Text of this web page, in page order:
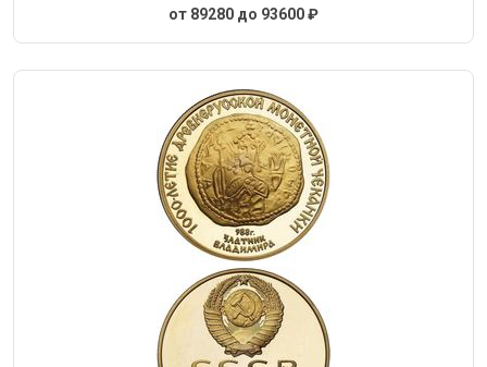
от 89280 до 93600 ₽